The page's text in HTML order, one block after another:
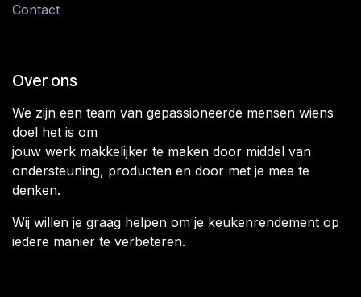
Contact
Over ons
We zijn een team van gepassioneerde mensen wiens
doel het is om
jouw werk makkelijker te maken door middel van
ondersteuning, producten en door met je mee te
denken.
Wij willen je graag helpen om je keukenrendement op
iedere manier te verbeteren.